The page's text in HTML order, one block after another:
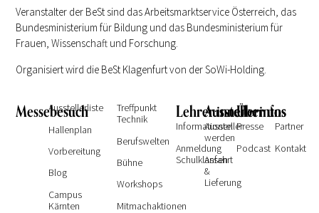
Veranstalter der BeSt sind das Arbeitsmarktservice Österreich, das
Bundesministerium für Bildung und das Bundesministerium für
Frauen, Wissenschaft und Forschung.
Organisiert wird die BeSt Klagenfurt von der SoWi-Holding.
Messebesuch
Ausstellerliste
Hallenplan
Vorbereitung
Blog
Campus
Kärnten
Treffpunkt
Technik
Berufswelten
Bühne
Workshops
Mitmachaktionen
Lehrer:innen
Informationen
Anmeldung
Schulklassen
Ausstellerinfos
Aussteller
werden
Anfahrt
&
Lieferung
Über uns
Presse
Podcast
Partner
Kontakt